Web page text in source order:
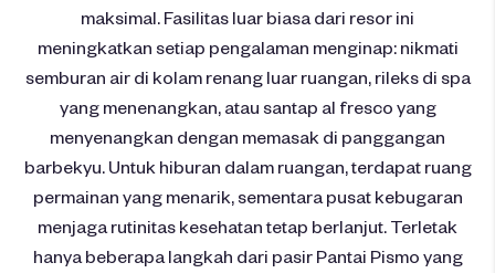
maksimal. Fasilitas luar biasa dari resor ini
meningkatkan setiap pengalaman menginap: nikmati
semburan air di kolam renang luar ruangan, rileks di spa
yang menenangkan, atau santap al fresco yang
menyenangkan dengan memasak di panggangan
barbekyu. Untuk hiburan dalam ruangan, terdapat ruang
permainan yang menarik, sementara pusat kebugaran
menjaga rutinitas kesehatan tetap berlanjut. Terletak
hanya beberapa langkah dari pasir Pantai Pismo yang